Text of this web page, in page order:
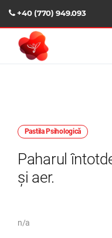
+40 (770) 949.093
Pastila Psihologică
Paharul
și aer.
n/a